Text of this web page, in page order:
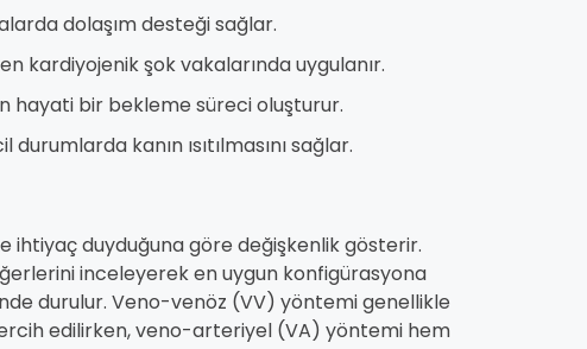
dolaşım desteği sağlar.
kardiyojenik şok vakalarında uygulanır.
hayati bir bekleme süreci oluşturur.
durumlarda kanın ısıtılmasını sağlar.
ihtiyaç duyduğuna göre değişkenlik gösterir.
inceleyerek en uygun konfigürasyona
durulur. Veno-venöz (VV) yöntemi genellikle
edilirken, veno-arteriyel (VA) yöntemi hem